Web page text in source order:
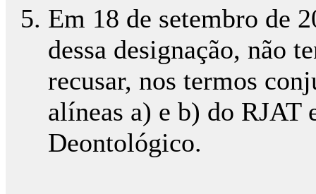
Em 18 de setembro de
dessa designação, não
recusar, nos termos
alíneas a) e b) do RJAT
Deontológico.